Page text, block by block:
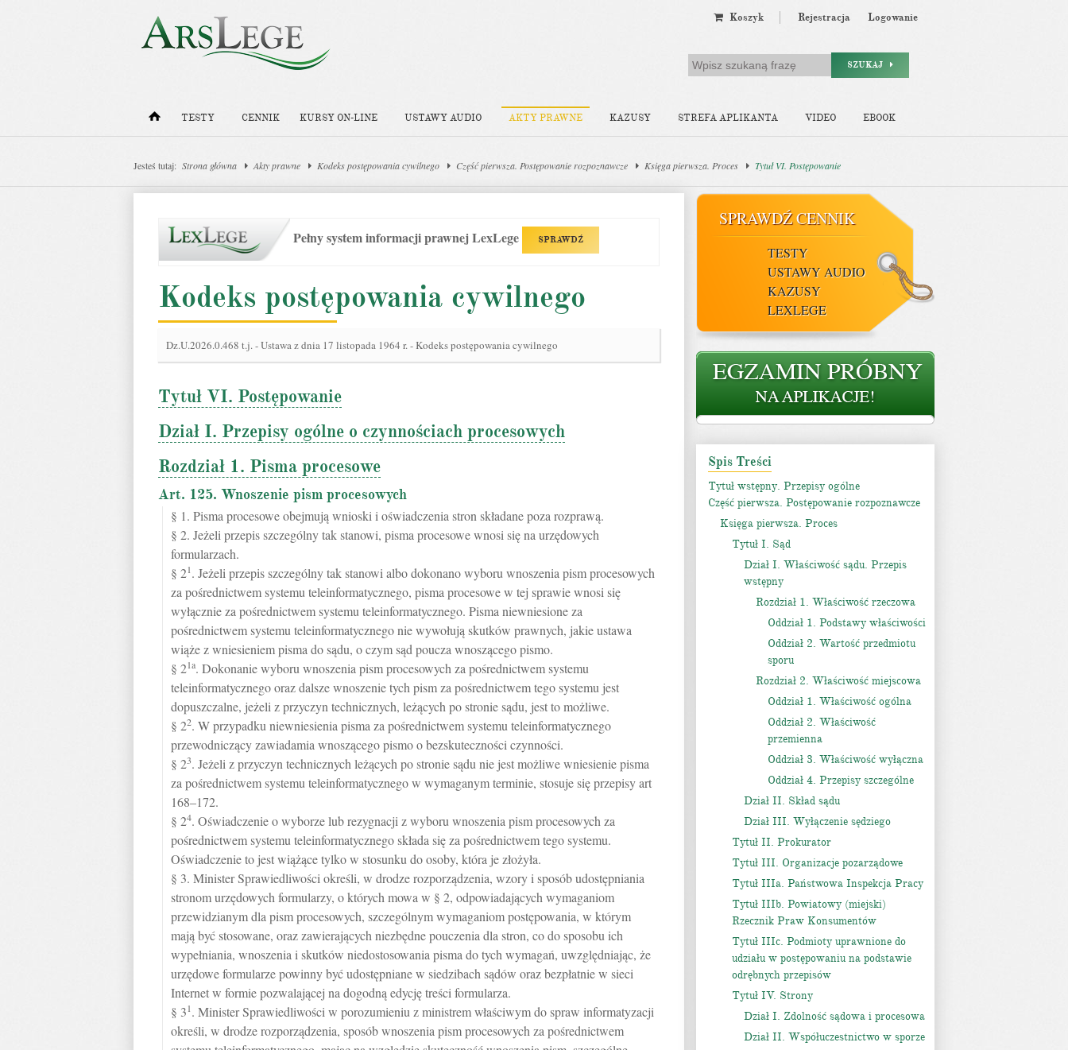
Koszyk Rejestracja Logowanie
SZUKAJ
TESTY CENNIK KURSY ON-LINE USTAWY AUDIO AKTY PRAWNE KAZUSY STREFA APLIKANTA VIDEO EBOOK
Jesteś tutaj: Strona główna Akty prawne Kodeks postępowania cywilnego Część pierwsza. Postępowanie rozpoznawcze Księga pierwsza. Proces Tytuł VI. Postępowanie
Pełny system informacji prawnej LexLege SPRAWDŹ
Kodeks postępowania cywilnego
Dz.U.2026.0.468 t.j.-Ustawa z dnia 17 listopada 1964 r. - Kodeks postępowania cywilnego
Tytuł VI. Postępowanie
Dział I. Przepisy ogólne o czynnościach procesowych
Rozdział 1. Pisma procesowe
Art. 125. Wnoszenie pism procesowych
§ 1. Pisma procesowe obejmują wnioski i oświadczenia stron składane poza rozprawą.
§ 2. Jeżeli przepis szczególny tak stanowi, pisma procesowe wnosi się na urzędowych
formularzach.
§ 21. Jeżeli przepis szczególny tak stanowi albo dokonano wyboru wnoszenia pism procesowych
za pośrednictwem systemu teleinformatycznego, pisma procesowe w tej sprawie wnosi się
wyłącznie za pośrednictwem systemu teleinformatycznego. Pisma niewniesione za
pośrednictwem systemu teleinformatycznego nie wywołują skutków prawnych, jakie ustawa
wiąże z wniesieniem pisma do sądu, o czym sąd poucza wnoszącego pismo.
§ 21a. Dokonanie wyboru wnoszenia pism procesowych za pośrednictwem systemu
teleinformatycznego oraz dalsze wnoszenie tych pism za pośrednictwem tego systemu jest
dopuszczalne, jeżeli z przyczyn technicznych, leżących po stronie sądu, jest to możliwe.
§ 22. W przypadku niewniesienia pisma za pośrednictwem systemu teleinformatycznego
przewodniczący zawiadamia wnoszącego pismo o bezskuteczności czynności.
§ 23. Jeżeli z przyczyn technicznych leżących po stronie sądu nie jest możliwe wniesienie pisma
za pośrednictwem systemu teleinformatycznego w wymaganym terminie, stosuje się przepisy art
168–172.
§ 24. Oświadczenie o wyborze lub rezygnacji z wyboru wnoszenia pism procesowych za
pośrednictwem systemu teleinformatycznego składa się za pośrednictwem tego systemu.
Oświadczenie to jest wiążące tylko w stosunku do osoby, która je złożyła.
§ 3. Minister Sprawiedliwości określi, w drodze rozporządzenia, wzory i sposób udostępniania
stronom urzędowych formularzy, o których mowa w § 2, odpowiadających wymaganiom
przewidzianym dla pism procesowych, szczególnym wymaganiom postępowania, w którym
mają być stosowane, oraz zawierających niezbędne pouczenia dla stron, co do sposobu ich
wypełniania, wnoszenia i skutków niedostosowania pisma do tych wymagań, uwzględniając, że
urzędowe formularze powinny być udostępniane w siedzibach sądów oraz bezpłatnie w sieci
Internet w formie pozwalającej na dogodną edycję treści formularza.
§ 31. Minister Sprawiedliwości w porozumieniu z ministrem właściwym do spraw informatyzacji
określi, w drodze rozporządzenia, sposób wnoszenia pism procesowych za pośrednictwem
SPRAWDŹ CENNIK
TESTY
USTAWY AUDIO
KAZUSY
LEXLEGE
Spis Treści
Tytuł wstępny. Przepisy ogólne
Część pierwsza. Postępowanie rozpoznawcze
Księga pierwsza. Proces
Tytuł I. Sąd
Dział I. Właściwość sądu. Przepis
wstępny
Rozdział 1. Właściwość rzeczowa
Oddział 1. Podstawy właściwości
Oddział 2. Wartość przedmiotu
sporu
Rozdział 2. Właściwość miejscowa
Oddział 1. Właściwość ogólna
Oddział 2. Właściwość
przemienna
Oddział 3. Właściwość wyłączna
Oddział 4. Przepisy szczególne
Dział II. Skład sądu
Dział III. Wyłączenie sędziego
Tytuł II. Prokurator
Tytuł III. Organizacje pozarządowe
Tytuł IIIa. Państwowa Inspekcja Pracy
Tytuł IIIb. Powiatowy (miejski)
Rzecznik Praw Konsumentów
Tytuł IIIc. Podmioty uprawnione do
udziału w postępowaniu na podstawie
odrębnych przepisów
Tytuł IV. Strony
Dział I. Zdolność sądowa i procesowa
Dział II. Współuczestnictwo w sporze